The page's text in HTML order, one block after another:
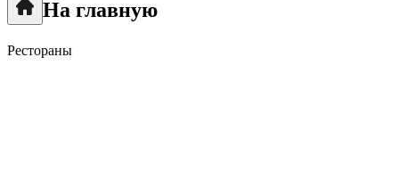
На главную
Рестораны